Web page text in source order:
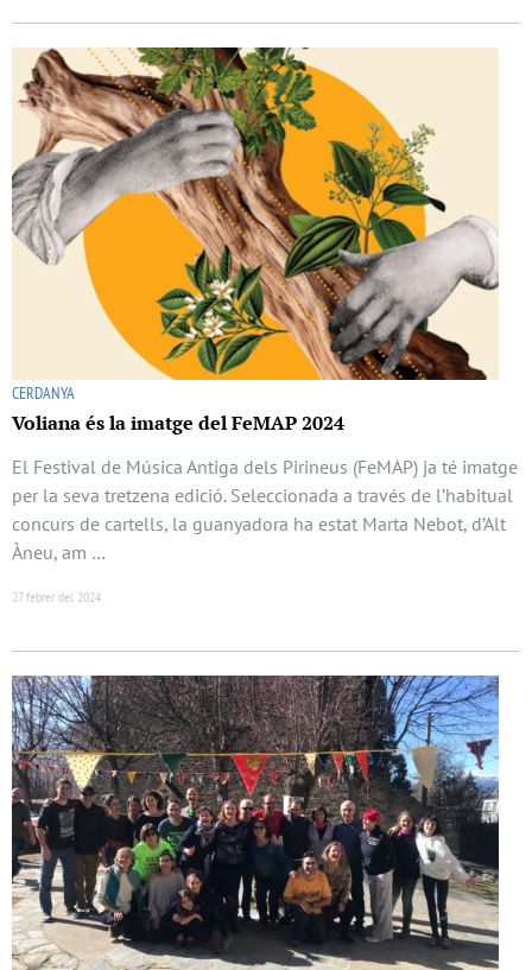
CERDANYA
Voliana és la imatge del FeMAP 2024
El Festival de Música Antiga dels Pirineus (FeMAP) ja té imatge
per la seva tretzena edició. Seleccionada a través de l’habitual
concurs de cartells, la guanyadora ha estat Marta Nebot, d’Alt
Àneu, am …
27 febrer del 2024